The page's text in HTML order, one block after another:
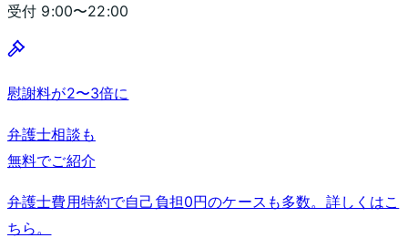
受付 9:00〜22:00
慰謝料が2〜3倍に
弁護士相談も
無料でご紹介
弁護士費用特約で自己負担0円のケースも多数。詳しくはこ
ちら。